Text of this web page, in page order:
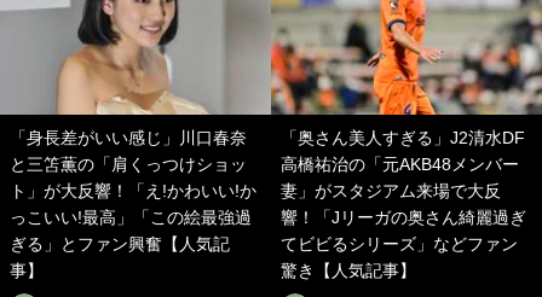
「身長差がいい感じ」川口春奈
と三笘薫の「肩くっつけショッ
ト」が大反響！「え!かわいい!か
っこいい!最高」「この絵最強過
ぎる」とファン興奮【人気記
事】
「奥さん美人すぎる」J2清水DF
高橋祐治の「元AKB48メンバー
妻」がスタジアム来場で大反
響！「Jリーガの奥さん綺麗過ぎ
てビビるシリーズ」などファン
驚き【人気記事】